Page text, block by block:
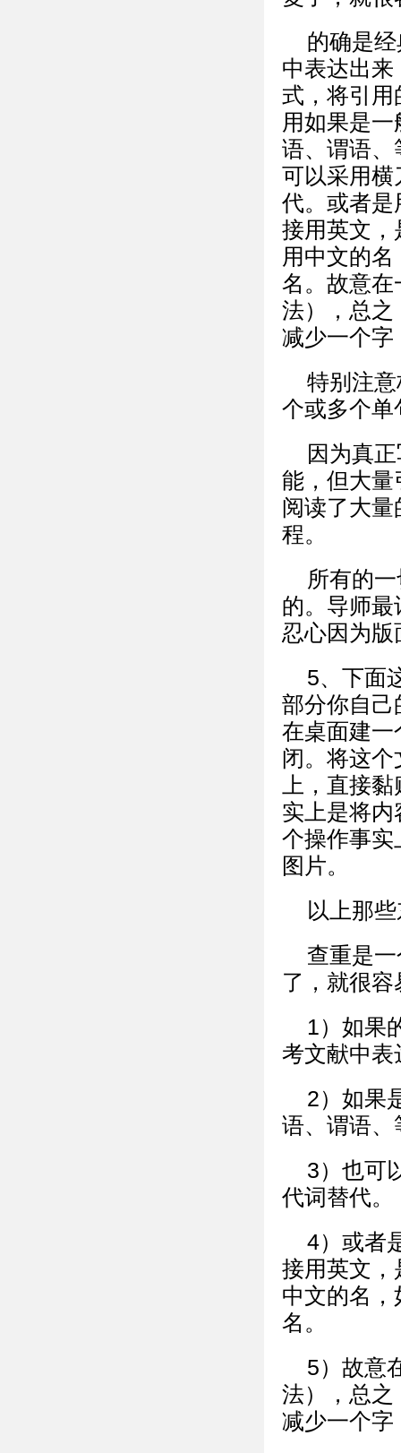
的确是
中表达出
式，将引
用如果是
语、谓语、
可以采用横
代。或者是
接用英文，
用中文的
名。故意在
法），总之
减少一个字
特别注
个或多个单
因为真
能，但大量
阅读了大
程。
所有的
的。导师
忍心因为
5、下面
部分你自己
在桌面建一
闭。将这
上，直接
实上是将
个操作事实
图片。
以上那
查重是
了，就很
1）如果
考文献中表
2）如果
语、谓语、
3）也可
代词替代。
4）或者
接用英文，
中文的名
名。
5）故意
法），总之
减少一个字